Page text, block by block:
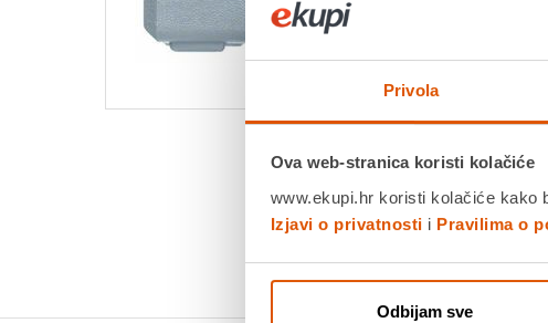
Privola
Ova web-stranica koristi kolačiće
www.ekupi.hr koristi kolačiće kako
Izjavi o privatnosti i Pravilima o
Odbijam sve